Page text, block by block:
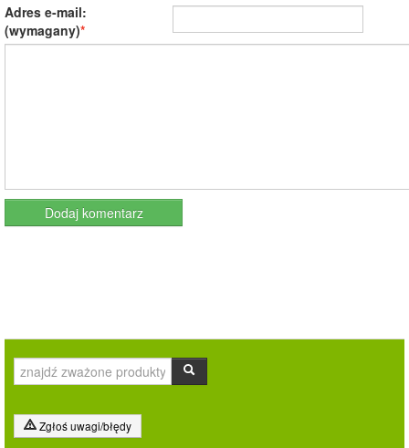
Adres e-mail:
(wymagany)
Zgłoś uwagi/błędy